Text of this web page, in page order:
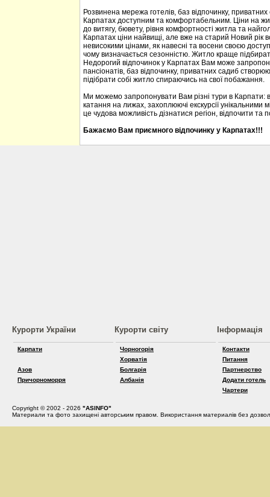
Розвинена мережа готелів, баз відпочинку,
Карпатах доступним та комфортабельним. Ціни на
до витягу, бювету, рівня комфортності житла та
Карпатах ціни найвищі, але вже на старий Новий рік
невисокими цінами, як навесні та восени своєю
чому визначається сезонністю. Житло краще
Недорогий відпочинок у Карпатах Вам може
пансіонатів, баз відпочинку, приватних садиб
підібрати собі житло спираючись на свої побажання.
Ми можемо запропонувати Вам різні тури в Карпати:
катання на лижах, захоплюючі екскурсії
це чудова можливість дізнатися регіон, відпочити та
Бажаємо Вам приємного відпочинку у Карпатах!!!
Курорти України
Карпати
Азов
Причорноморря
Курорти світу
Чорногорія
Хорватія
Болгарія
Албанія
Інформація
Контакти
Питання
Партнерство
Додати готель
Чартери
Copyright © 2002 - 2026 "ASINFO"
Материали та фото захищені авторським правом. Використання материалів без